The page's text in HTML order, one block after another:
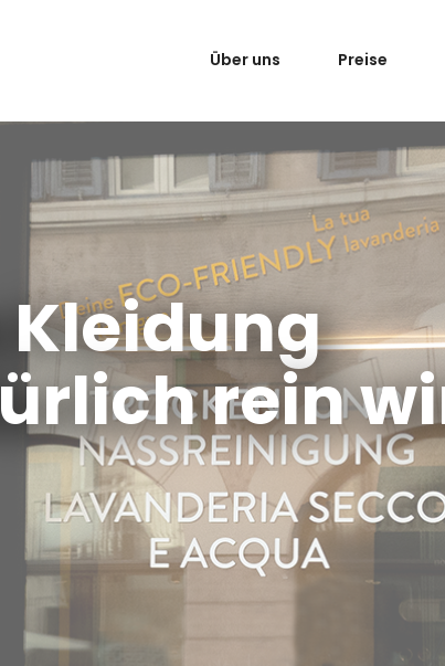
Über uns Preise
Kleidung
rein